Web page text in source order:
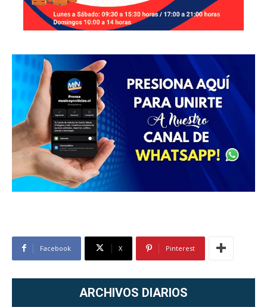
Facebook X Pinterest
ARCHIVOS DIARIOS